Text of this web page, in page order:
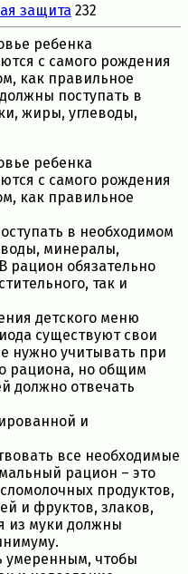
защита 232
ребенка
с самого рождения
как правильное
поступать в
жиры, углеводы,
ребенка
с самого рождения
как правильное
в необходимом
минералы,
рацион обязательно
так и
детского меню
существуют свои
нужно учитывать при
рациона, но общим
должно отвечать
и
все необходимые
рацион – это
продуктов,
и фруктов, злаков,
из муки должны
умеренным, чтобы